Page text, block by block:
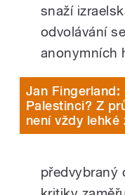
snaží
odvolávání
anonymních
Jan Fingerland:
Palestinci? Z
není vždy lehké
předvybraný